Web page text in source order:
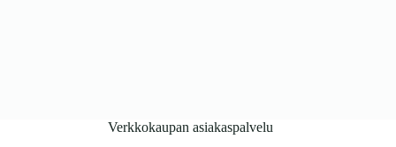
Verkkokaupan asiakaspalvelu